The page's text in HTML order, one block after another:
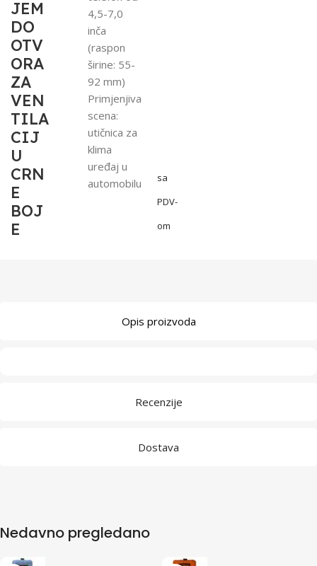
JEM
DO
OTV
ORA
ZA
VEN
TILA
CIJ
U
CRN
E
BOJ
E
4,5-7,0
inča
(raspon
širine: 55-
92 mm)
Primjenjiva
scena:
utičnica za
klima
uređaj u
automobilu
sa
PDV-
om
Opis proizvoda
Recenzije
Dostava
Nedavno pregledano